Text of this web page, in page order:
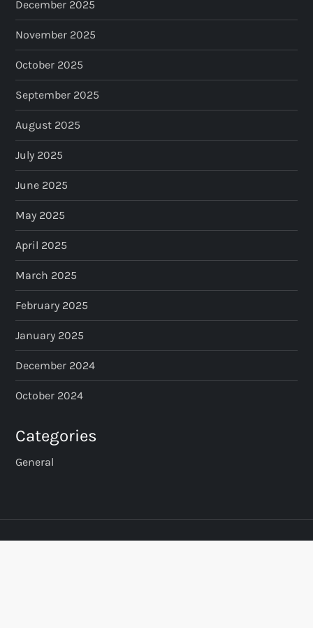
December 2025
November 2025
October 2025
September 2025
August 2025
July 2025
June 2025
May 2025
April 2025
March 2025
February 2025
January 2025
December 2024
October 2024
Categories
General